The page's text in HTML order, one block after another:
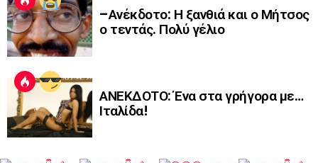
–Ανέκδοτο: Η ξανθιά και ο Μήτσος
ο τεντάς. Πολύ γέλιο
ΑΝΕΚΔΟΤΟ: Ένα στα γρήγορα με…
Ιταλίδα!